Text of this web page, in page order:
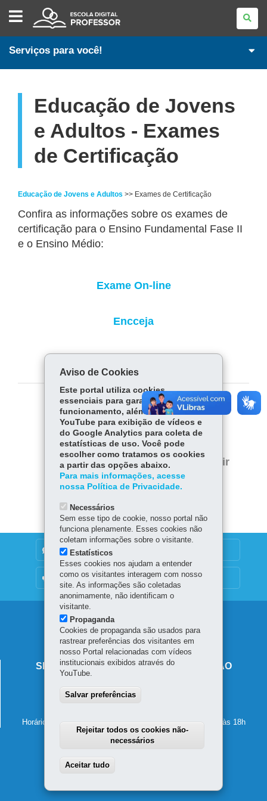
ESCOLA
DIGITAL
-
PROFESSORES
Serviços para você!
Educação de Jovens
e Adultos - Exames
de Certificação
Educação de Jovens e Adultos >> Exames de Certificação
Confira as informações sobre os exames de
certificação para o Ensino Fundamental Fase II
e o Ensino Médio:
Exame On-line
Encceja
Enem
COMPARTILHE:
Fa
ce
bo
ok
Tw
itt
er
W
ha
ts
Ap
p
Voltar Início
Imprimir
Baixar
DENUNCIE CORRUPÇÃO
OUVIDORIA
Navegação
principal
SECRETARIA DE ESTADO DA EDUCAÇÃO
80610-011-Curitiba
Horário de atendimento: de segunda a sexta-feira, das 8h às 18h
Aviso de Cookies
Este portal utiliza cookies
essenciais para garantir seu
funcionamento, além de cookies do
YouTube para exibição de vídeos e
do Google Analytics para coleta de
estatísticas de uso. Você pode
escolher como tratamos os cookies
a partir das opções abaixo.
Para mais informações, acesse
nossa Política de Privacidade.
Necessários
Sem esse tipo de cookie, nosso portal não
funciona plenamente. Esses cookies não
coletam informações sobre o visitante.
Estatísticos
Esses cookies nos ajudam a entender
como os visitantes interagem com nosso
site. As informações são coletadas
anonimamente, não identificam o
visitante.
Propaganda
Cookies de propaganda são usados para
rastrear preferências dos visitantes em
nosso Portal relacionadas com vídeos
institucionais exibidos através do
YouTube.
Salvar preferências
Rejeitar todos os cookies não-
necessários
Aceitar tudo